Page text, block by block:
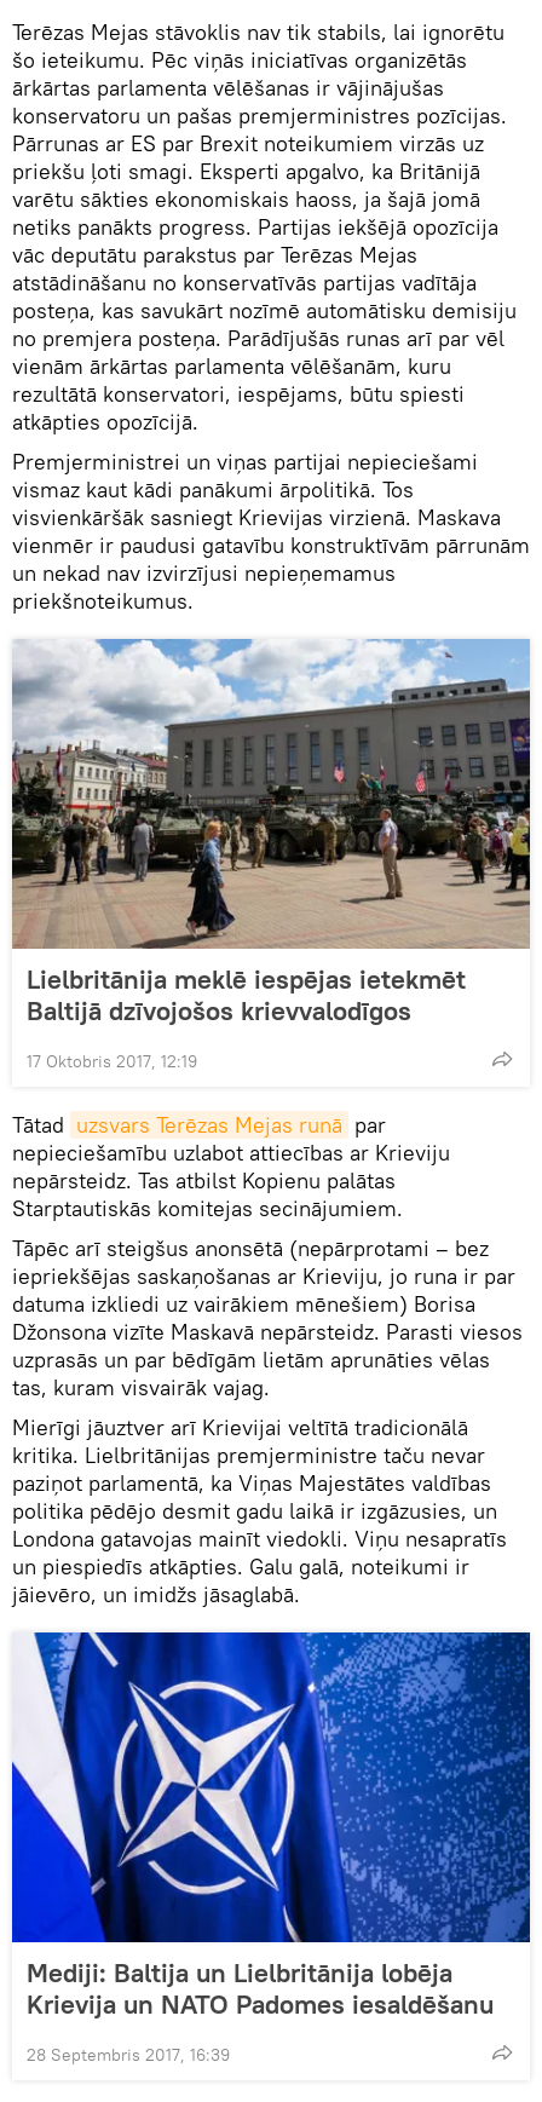
Terēzas Mejas stāvoklis nav tik stabils, lai ignorētu
šo ieteikumu. Pēc viņās iniciatīvas organizētās
ārkārtas parlamenta vēlēšanas ir vājinājušas
konservatoru un pašas premjerministres pozīcijas.
Pārrunas ar ES par Brexit noteikumiem virzās uz
priekšu ļoti smagi. Eksperti apgalvo, ka Britānijā
varētu sākties ekonomiskais haoss, ja šajā jomā
netiks panākts progress. Partijas iekšējā opozīcija
vāc deputātu parakstus par Terēzas Mejas
atstādināšanu no konservatīvās partijas vadītāja
posteņa, kas savukārt nozīmē automātisku demisiju
no premjera posteņa. Parādījušās runas arī par vēl
vienām ārkārtas parlamenta vēlēšanām, kuru
rezultātā konservatori, iespējams, būtu spiesti
atkāpties opozīcijā.
Premjerministrei un viņas partijai nepieciešami
vismaz kaut kādi panākumi ārpolitikā. Tos
visvienkāršāk sasniegt Krievijas virzienā. Maskava
vienmēr ir paudusi gatavību konstruktīvām pārrunām
un nekad nav izvirzījusi nepieņemamus
priekšnoteikumus.
Lielbritānija meklē iespējas ietekmēt
Baltijā dzīvojošos krievvalodīgos
17 Oktobris 2017, 12:19
Tātad uzsvars Terēzas Mejas runā par
nepieciešamību uzlabot attiecības ar Krieviju
nepārsteidz. Tas atbilst Kopienu palātas
Starptautiskās komitejas secinājumiem.
Tāpēc arī steigšus anonsētā (nepārprotami – bez
iepriekšējas saskaņošanas ar Krieviju, jo runa ir par
datuma izkliedi uz vairākiem mēnešiem) Borisa
Džonsona vizīte Maskavā nepārsteidz. Parasti viesos
uzprasās un par bēdīgām lietām aprunāties vēlas
tas, kuram visvairāk vajag.
Mierīgi jāuztver arī Krievijai veltītā tradicionālā
kritika. Lielbritānijas premjerministre taču nevar
paziņot parlamentā, ka Viņas Majestātes valdības
politika pēdējo desmit gadu laikā ir izgāzusies, un
Londona gatavojas mainīt viedokli. Viņu nesapratīs
un piespiedīs atkāpties. Galu galā, noteikumi ir
jāievēro, un imidžs jāsaglabā.
Mediji: Baltija un Lielbritānija lobēja
Krievija un NATO Padomes iesaldēšanu
28 Septembris 2017, 16:39